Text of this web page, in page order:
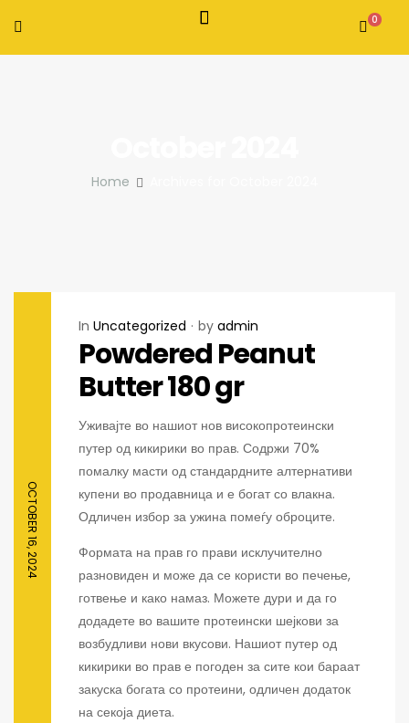
0
Home
OCTOBER 16, 2024
In Uncategorized by admin
Powdered Peanut
Butter 180 gr
Уживајте во нашиот нов високопротеински
путер од кикирики во прав. Содржи 70%
помалку масти од стандардните алтернативи
купени во продавница и е богат со влакна.
Одличен избор за ужина помеѓу оброците.
Формата на прав го прави исклучително
разновиден и може да се користи во печење,
готвење и како намаз. Можете дури и да го
додадете во вашите протеински шејкови за
возбудливи нови вкусови. Нашиот путер од
кикирики во прав е погоден за сите кои бараат
закуска богата со протеини, одличен додаток
на секоја диета.